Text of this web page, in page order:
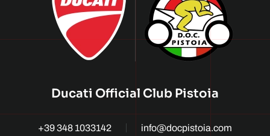
Ducati Official Club Pistoia
+39 348 1033142 info@docpistoia.com